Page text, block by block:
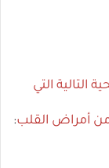
التالية التي
من أمراض القلب: